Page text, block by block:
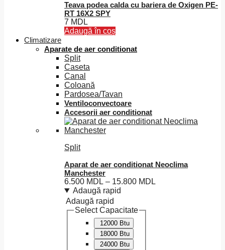
variații.
Opțiunile
pot
fi
în
pagina
produsului.
Teava podea calda cu bariera de Oxigen PE-
RT 16X2 SPY
7 MDL
Adaugă în coș
Climatizare
Aparate de aer conditionat
Split
Caseta
Canal
Coloană
Pardosea/Tavan
Ventiloconvectoare
Accesorii aer conditionat
Split
Aparat de aer conditionat Neoclima
Manchester
6.500 MDL – 15.800 MDL
Adaugă rapid
Adaugă rapid
Select Capacitate
12000 Btu
18000 Btu
24000 Btu